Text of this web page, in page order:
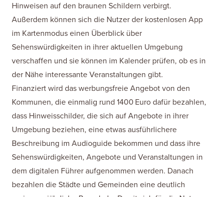
Hinweisen auf den braunen Schildern verbirgt.
Außerdem können sich die Nutzer der kostenlosen App
im Kartenmodus einen Überblick über
Sehenswürdigkeiten in ihrer aktuellen Umgebung
verschaffen und sie können im Kalender prüfen, ob es in
der Nähe interessante Veranstaltungen gibt.
Finanziert wird das werbungsfreie Angebot von den
Kommunen, die einmalig rund 1400 Euro dafür bezahlen,
dass Hinweisschilder, die sich auf Angebote in ihrer
Umgebung beziehen, eine etwas ausführlichere
Beschreibung im Audioguide bekommen und dass ihre
Sehenswürdigkeiten, Angebote und Veranstaltungen in
dem digitalen Führer aufgenommen werden. Danach
bezahlen die Städte und Gemeinden eine deutlich